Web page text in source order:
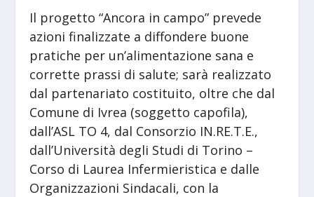
Il progetto “Ancora in campo” prevede
azioni finalizzate a diffondere buone
pratiche per un’alimentazione sana e
corrette prassi di salute; sarà realizzato
dal partenariato costituito, oltre che dal
Comune di Ivrea (soggetto capofila),
dall’ASL TO 4, dal Consorzio IN.RE.T.E.,
dall’Università degli Studi di Torino –
Corso di Laurea Infermieristica e dalle
Organizzazioni Sindacali, con la